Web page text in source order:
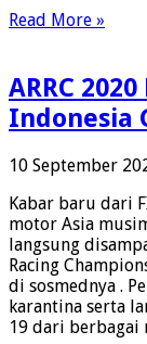
Read More »
ARRC
Indonesia
10 September
Kabar baru dari
motor Asia
langsung
Racing
di sosmednya .
karantina serta
19 dari berbagai